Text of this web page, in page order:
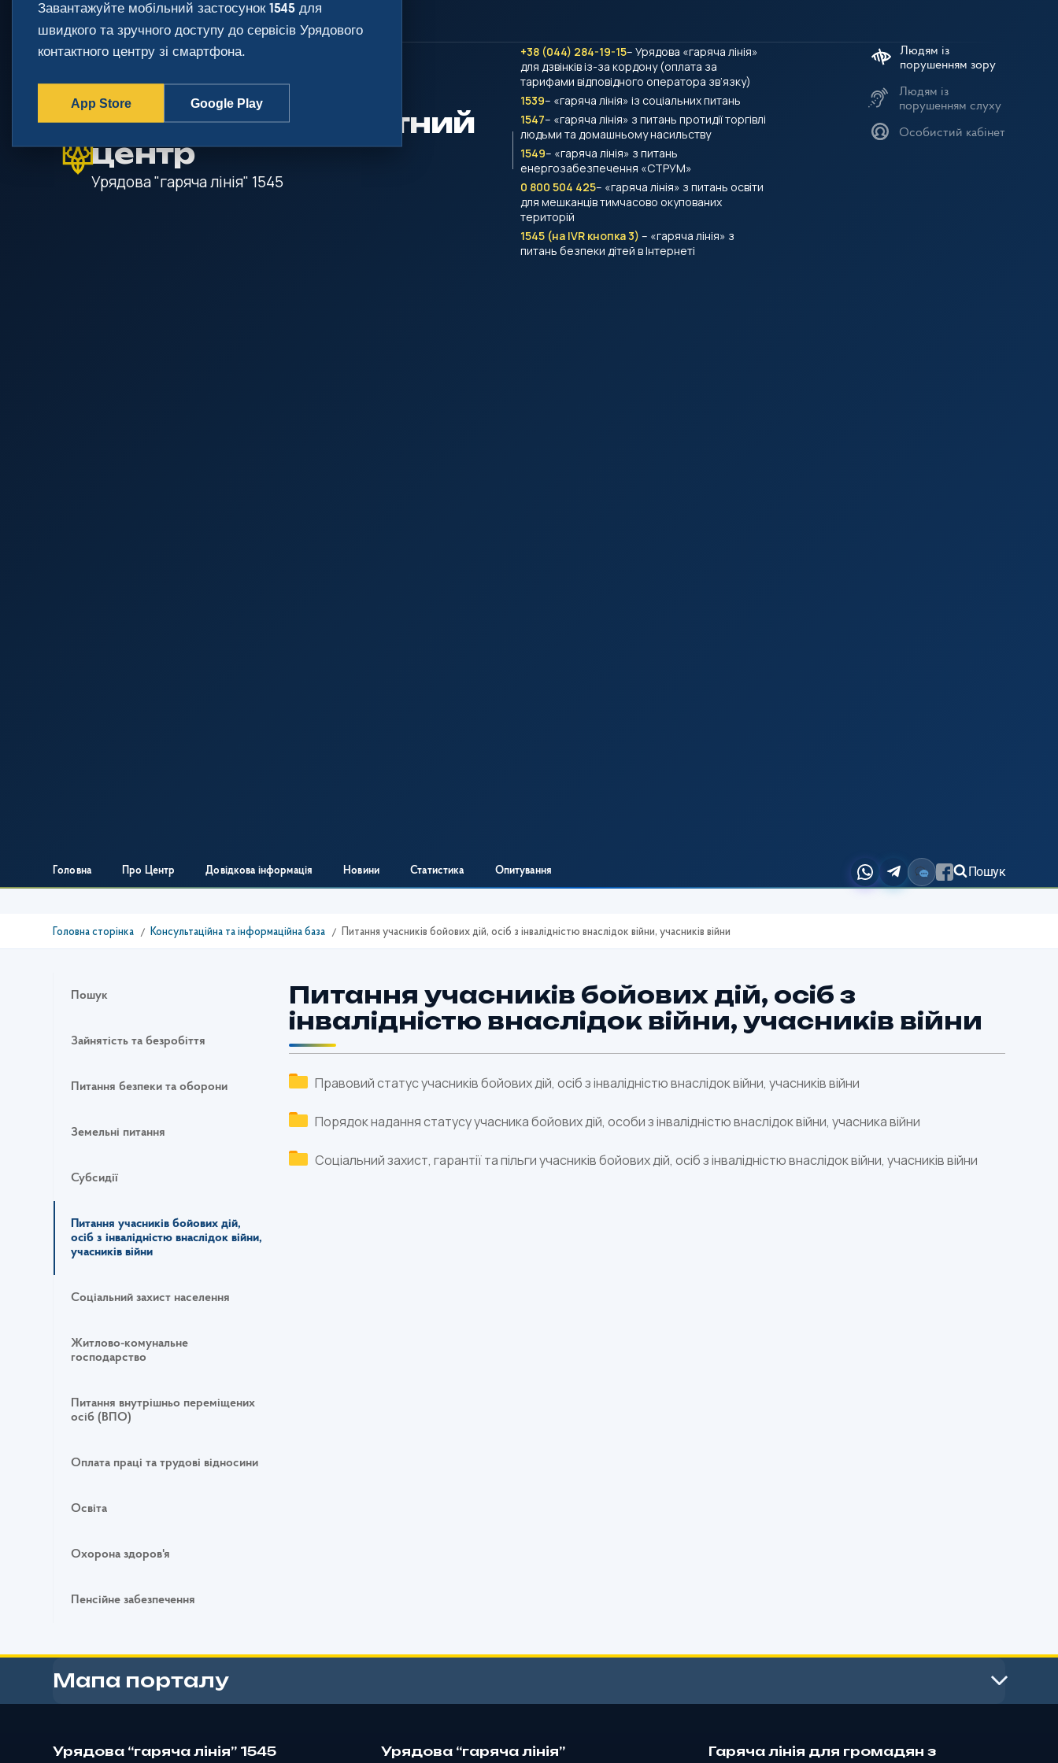
gov.ua
Державні сайти України
Урядовий контактний
центр
Урядова "гаряча лінія" 1545
+38 (044) 284-19-15– Урядова «гаряча лінія»
для дзвінків із-за кордону (оплата за
тарифами відповідного оператора зв’язку)
1539– «гаряча лінія» із соціальних питань
1547– «гаряча лінія» з питань протидії торгівлі
людьми та домашньому насильству
1549– «гаряча лінія» з питань
енергозабезпечення «СТРУМ»
0 800 504 425– «гаряча лінія» з питань освіти
для мешканців тимчасово окупованих
територій
1545 (на IVR кнопка 3)– «гаряча лінія» з
питань безпеки дітей в Інтернеті
Людям із
порушенням слуху
Особистий кабінет
Головна Про Центр Довідкова інформація Новини Статистика Опитування Пошук
Головна сторінка Консультаційна та інформаційна база Питання учасників бойових дій, осіб з інвалідністю внаслідок війни, учасників війни
Пошук
Зайнятість та безробіття
Питання безпеки та оборони
Земельні питання
Субсидії
Питання учасників бойових дій,
осіб з інвалідністю внаслідок війни,
учасників війни
Соціальний захист населення
Житлово-комунальне
господарство
Питання внутрішньо переміщених
осіб (ВПО)
Оплата праці та трудові відносини
Освіта
Охорона здоров'я
Пенсійне забезпечення
Питання учасників бойових дій, осіб з
інвалідністю внаслідок війни, учасників війни
Правовий статус учасників бойових дій, осіб з інвалідністю внаслідок війни, учасників війни
Порядок надання статусу учасника бойових дій, особи з інвалідністю внаслідок війни, учасника війни
Соціальний захист, гарантії та пільги учасників бойових дій, осіб з інвалідністю внаслідок війни, учасників війни
Мапа порталу
Урядова “гаряча лінія” 1545
Урядова “гаряча лінія”
Гаряча лінія для громадян з
Завантажуйте мобільний застосунок 1545 для
швидкого та зручного доступу до сервісів Урядового
контактного центру зі смартфона.
App Store Google Play